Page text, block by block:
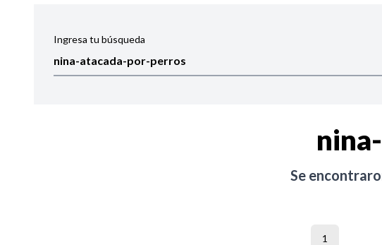
Ingresa tu búsqueda
Se
1